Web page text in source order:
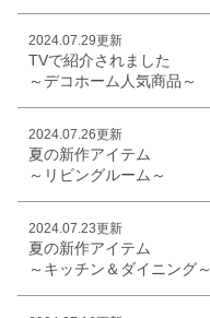
2024.07.29更新
TVで紹介されました
～デコホーム人気商品～
2024.07.26更新
夏の新作アイテム
～リビングルーム～
2024.07.23更新
夏の新作アイテム
～キッチン＆ダイニング～